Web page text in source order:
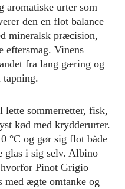
aromatiske urter som
den en flot balance
mineralsk præcision,
eftersmag. Vinens
fra lang gæring og
lette sommerretter, fisk,
kød med krydderurter.
°C og gør sig flot både
glas i sig selv. Albino
Pinot Grigio
med ægte omtanke og